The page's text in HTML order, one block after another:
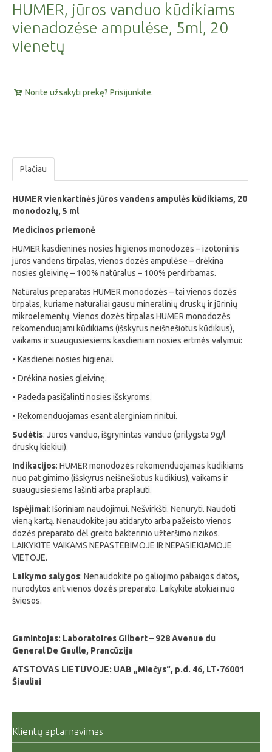
HUMER, jūros vanduo kūdikiams
vienadozėse ampulėse, 5ml, 20
vienetų
Norite užsakyti prekę? Prisijunkite.
Plačiau
HUMER vienkartinės jūros vandens ampulės kūdikiams, 20
monodozių, 5 ml
Medicinos priemonė
HUMER kasdieninės nosies higienos monodozės – izotoninis
jūros vandens tirpalas, vienos dozės ampulėse – drėkina
nosies gleivinę – 100% natūralus – 100% perdirbamas.
Natūralus preparatas HUMER monodozės – tai vienos dozės
tirpalas, kuriame naturaliai gausu mineralinių druskų ir jūrinių
mikroelementų. Vienos dozės tirpalas HUMER monodozės
rekomenduojami kūdikiams (išskyrus neišnešiotus kūdikius),
vaikams ir suaugusiesiems kasdieniam nosies ertmės valymui:
• Kasdienei nosies higienai.
• Drėkina nosies gleivinę.
• Padeda pasišalinti nosies išskyroms.
• Rekomenduojamas esant alerginiam rinitui.
Sudėtis: Jūros vanduo, išgrynintas vanduo (prilygsta 9g/l
druskų kiekiui).
Indikacijos: HUMER monodozės rekomenduojamas kūdikiams
nuo pat gimimo (išskyrus neišnešiotus kūdikius), vaikams ir
suaugusiesiems lašinti arba praplauti.
Ispėjimai: Išoriniam naudojimui. Nešvirkšti. Nenuryti. Naudoti
vieną kartą. Nenaudokite jau atidaryto arba pažeisto vienos
dozės preparato dėl greito bakterinio užteršimo rizikos.
LAIKYKITE VAIKAMS NEPASTEBIMOJE IR NEPASIEKIAMOJE
VIETOJE.
Laikymo salygos: Nenaudokite po galiojimo pabaigos datos,
nurodytos ant vienos dozės preparato. Laikykite atokiai nuo
šviesos.
Gamintojas: Laboratoires Gilbert – 928 Avenue du
General De Gaulle, Prancūzija
ATSTOVAS LIETUVOJE: UAB „Miečys“, p.d. 46, LT-76001
Šiauliai
Klientų aptarnavimas